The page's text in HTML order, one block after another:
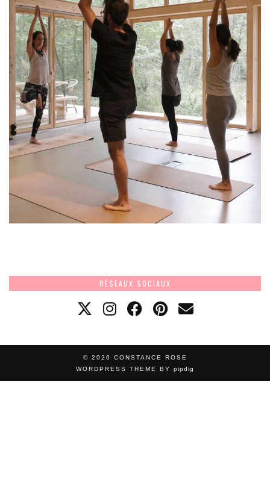
RÉSEAUX SOCIAUX
© 2026 CONSTANCE ROSE
WORDPRESS THEME BY pipdig